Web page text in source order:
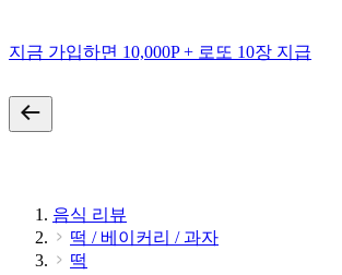
지금 가입하면 10,000P + 로또 10장 지급
음식 리뷰
떡 / 베이커리 / 과자
떡